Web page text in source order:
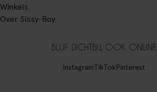
Winkels
Over Sissy-Boy
BLIJF DICHTBIJ, OOK ONLINE
InstagramTikTokPinterest